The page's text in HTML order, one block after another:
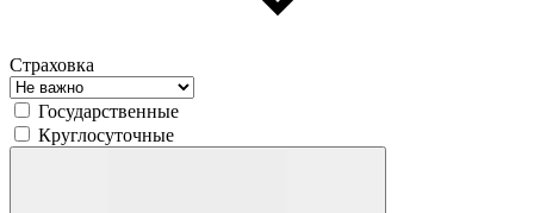
Страховка
Государственные
Круглосуточные